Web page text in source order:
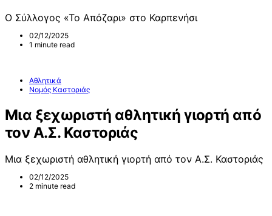
Ο Σύλλογος «Το Απόζαρι» στο Καρπενήσι
02/12/2025
1 minute read
Αθλητικά
Νομός Καστοριάς
Μια ξεχωριστή αθλητική γιορτή από
τον Α.Σ. Καστοριάς
Μια ξεχωριστή αθλητική γιορτή από τον Α.Σ. Καστοριάς
02/12/2025
2 minute read